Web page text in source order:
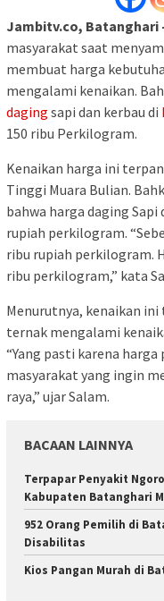
Jambitv.co, Batanghari
masyarakat saat
membuat harga
mengalami kenaikan.
daging sapi dan kerbau di
150 ribu Perkilogram.
Kenaikan harga ini
Tinggi Muara Bulian.
bahwa harga daging
rupiah perkilogram.
ribu rupiah perkilogram.
ribu perkilogram,” kata
Menurutnya, kenaikan
ternak mengalami
“Yang pasti karena
masyarakat yang ingin
raya,” ujar Salam.
BACAAN LAINNYA
Terpapar Penyakit
Kabupaten Batanghari
952 Orang Pemilih di
Disabilitas
Kios Pangan Murah di